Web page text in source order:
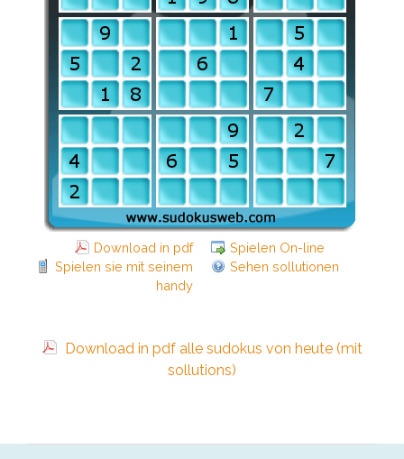
Download in pdf
Spielen On-line
Spielen sie mit seinem
handy
Sehen sollutionen
Download in pdf alle sudokus von heute (mit
sollutions)